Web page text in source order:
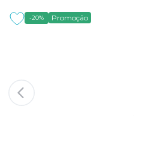
-20% Promoção